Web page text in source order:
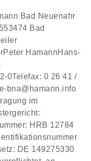
Bad Neuenahr
53474 Bad
Peter HamannHans-
0Telefax: 0 26 41 /
bna@hamann.info
im
HRB 12784
DE 149275330